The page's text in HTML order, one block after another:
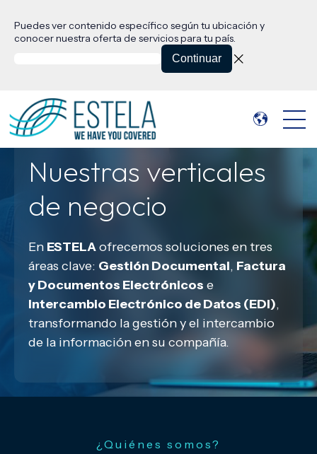
Puedes ver contenido específico según tu ubicación y
conocer nuestra oferta de servicios para tu país.
Continuar
Nuestras verticales
de negocio
En ESTELAofrecemos soluciones en tres
áreas clave: Gestión Documental, Factura
y Documentos Electrónicos e
Intercambio Electrónico de Datos (EDI),
transformando la gestión y el intercambio
de la información en su compañía.
¿Quiénes somos?